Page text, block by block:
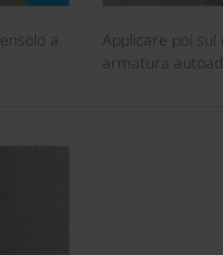
a
Applicare poi
armatura